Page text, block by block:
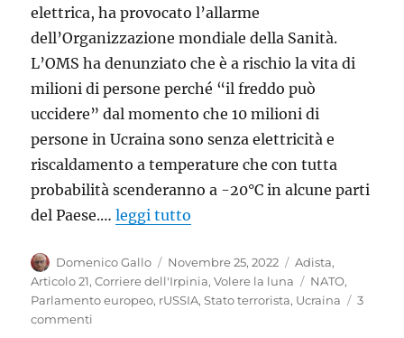
elettrica, ha provocato l’allarme
dell’Organizzazione mondiale della Sanità.
L’OMS ha denunziato che è a rischio la vita di
milioni di persone perché “il freddo può
uccidere” dal momento che 10 milioni di
persone in Ucraina sono senza elettricità e
riscaldamento a temperature che con tutta
probabilità scenderanno a -20°C in alcune parti
del Paese.…leggi tutto
Autore
Domenico Gallo
Pubblicato
il
Novembre 25, 2022 Categorie
Adista,
Articolo 21,Corriere dell'Irpinia,Volere la luna Tag
NATO,
Parlamento europeo, rUSSIA,Stato terrorista, Ucraina
3
commenti